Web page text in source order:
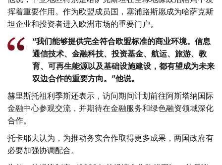
挥着重要作用。作为欧盟成员国，塞浦路斯愿成为哈萨克斯
坦企业和投资者进入欧洲市场的重要门户。
“我们能够提供完全符合欧盟标准的商业环境。信息
通信技术、金融科技、投资基金、航运、旅游、教
育、可再生能源以及基础设施建设，都有望成为未来
双边合作的重要方向。”他说。
赫里斯托祖利季斯还表示，访问期间计划前往阿斯塔纳国际
金融中心参观交流，并期待在金融服务和绿色融资领域深化
合作。
托卡耶夫认为，为推动务实合作取得更多成果，两国政府有
必要加强协调配合。